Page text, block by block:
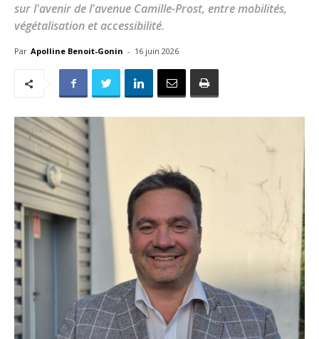
sur l'avenir de l'avenue Camille-Prost, entre mobilités,
végétalisation et accessibilité.
Par Apolline Benoit-Gonin - 16 juin 2026